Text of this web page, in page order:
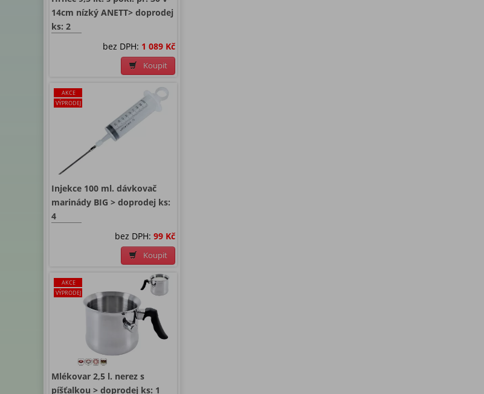
14cm nízký ANETT> doprodej
ks: 2
bez DPH: 1 089 Kč
Koupit
AKCE
VÝPRODEJ
Injekce 100 ml. dávkovač
marinády BIG > doprodej ks:
4
bez DPH: 99 Kč
Koupit
AKCE
VÝPRODEJ
Mlékovar 2,5 l. nerez s
píšťalkou > doprodej ks: 1